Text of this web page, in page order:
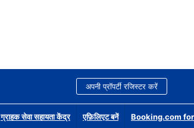
अपनी प्रॉपर्टी रजिस्टर करें
ग्राहक सेवा सहायता केंद्र एफ़िलिएट बनें Booking.com